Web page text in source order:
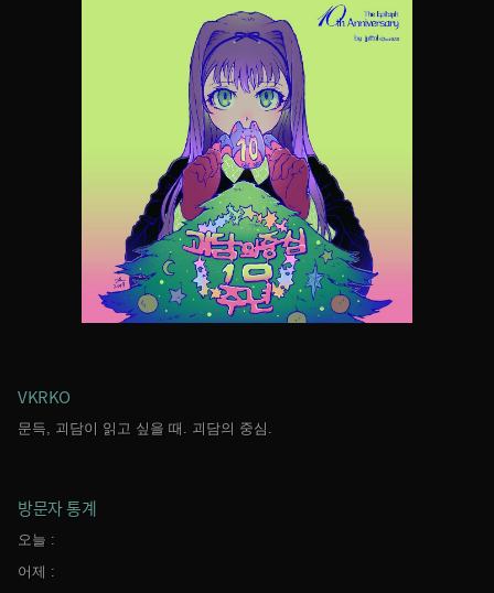
VKRKO
문득, 괴담이 읽고 싶을 때. 괴담의 중심.
방문자 통계
오늘 :
어제 :